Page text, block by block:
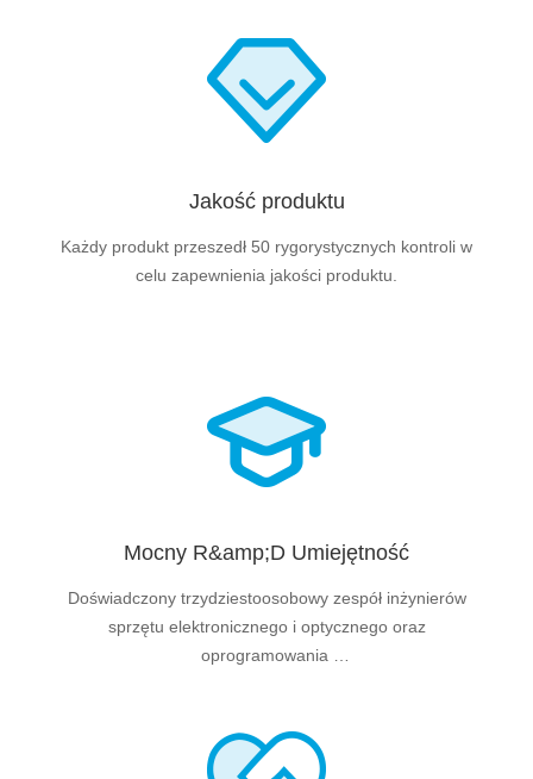
Jakość produktu
Każdy produkt przeszedł 50 rygorystycznych kontroli w
celu zapewnienia jakości produktu.
Mocny R&amp;D Umiejętność
Doświadczony trzydziestoosobowy zespół inżynierów
sprzętu elektronicznego i optycznego oraz
oprogramowania